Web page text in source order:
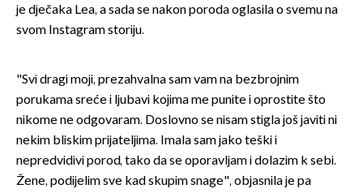
je dječaka Lea, a sada se nakon poroda oglasila o svemu na
svom Instagram storiju.
"Svi dragi moji, prezahvalna sam vam na bezbrojnim
porukama sreće i ljubavi kojima me punite i oprostite što
nikome ne odgovaram. Doslovno se nisam stigla još javiti ni
nekim bliskim prijateljima. Imala sam jako teški i
nepredvidivi porod, tako da se oporavljam i dolazim k sebi.
Žene, podijelim sve kad skupim snage", objasnila je pa